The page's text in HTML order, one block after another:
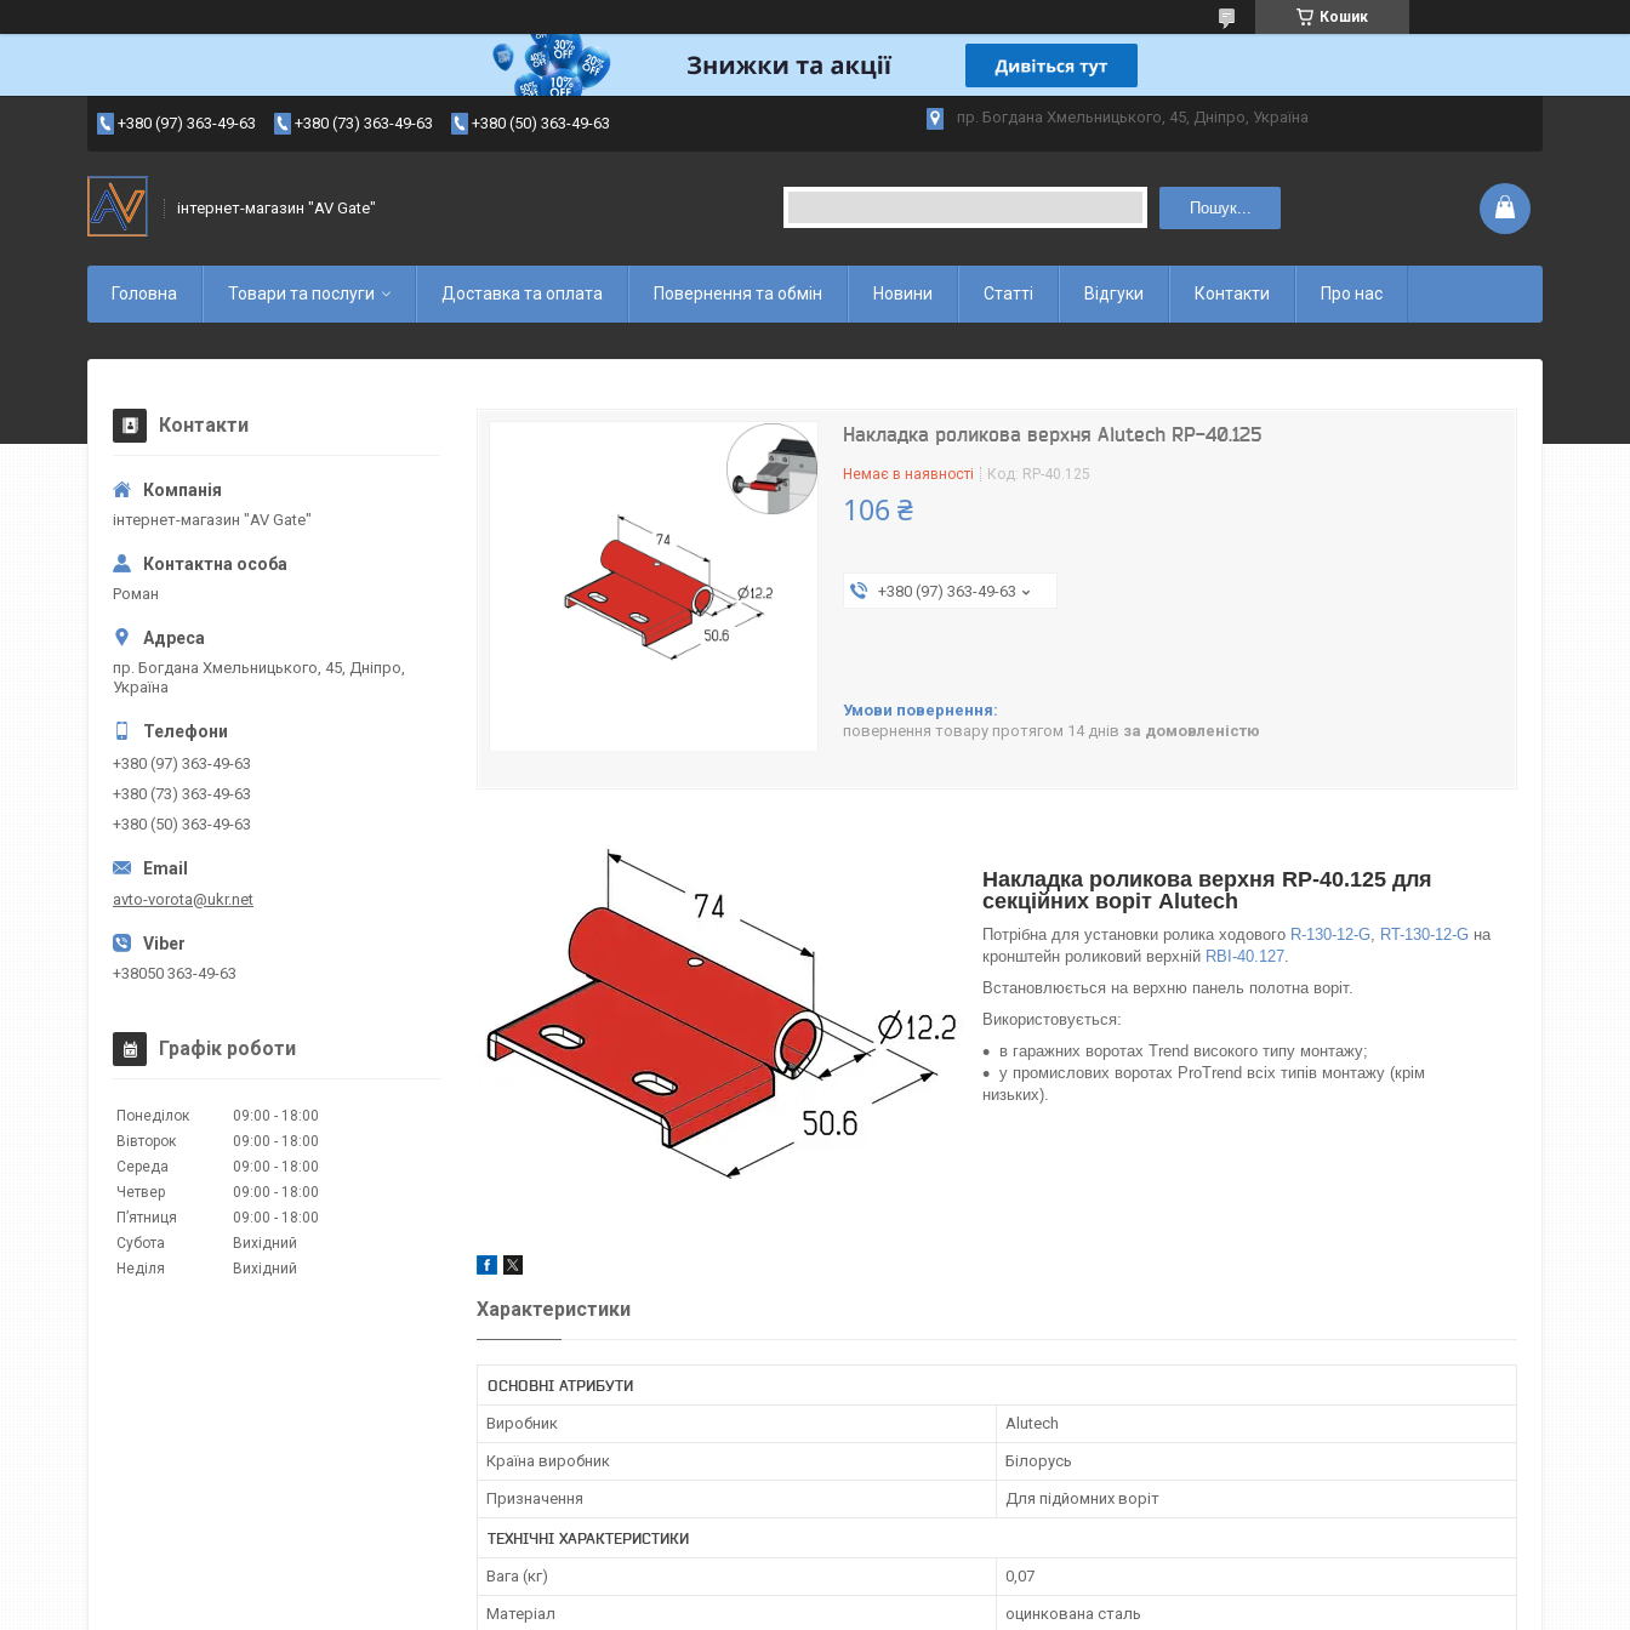
Кошик
+380 (97) 363-49-63 +380 (73) 363-49-63 +380 (50) 363-49-63 пр. Богдана Хмельницького, 45, Дніпро, Україна
інтернет-магазин "AV Gate" Пошук...
Головна Товари та послуги Доставка та оплата Повернення та обмін Новини Статті Відгуки Контакти Про нас
Накладка роликова верхня Alutech RP-40.125
Немає в наявності Код: RP-40.125
106 ₴
+380 (97) 363-49-63
повернення товару протягом 14 днів за домовленістю
Накладка роликова верхня RP-40.125 для
секційних воріт Alutech
Потрібна для установки ролика ходового R-130-12-G, RT-130-12-G на
кронштейн роликовий верхній RBI-40.127.
Встановлюється на верхню панель полотна воріт.
Використовується:
в гаражних воротах Trend високого типу монтажу;
у промислових воротах ProTrend всіх типів монтажу (крім
низьких).
Характеристики
ОСНОВНІ АТРИБУТИ
Виробник Alutech
Країна виробник Білорусь
Призначення Для підйомних воріт
ТЕХНІЧНІ ХАРАКТЕРИСТИКИ
Вага (кг) 0,07
Матеріал оцинкована сталь
Контакти
інтернет-магазин "AV Gate"
Роман
пр. Богдана Хмельницького, 45, Дніпро,
Україна
+380 (97) 363-49-63
+380 (73) 363-49-63
+380 (50) 363-49-63
avto-vorota@ukr.net
+38050 363-49-63
Графік роботи
Понеділок 09:00
18:00
Вівторок
09:00
18:00
Середа
09:00
18:00
Четвер
09:00
18:00
Пʼятниця
09:00
18:00
Субота
Вихідний
Неділя
Вихідний